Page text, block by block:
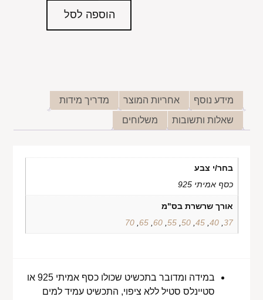
הוספה לסל
מידע נוסף אחריות המוצר
מדריך מידות
שאלות ותשובות
משלוחים
בחר/י צבע
כסף אמיתי 925
אורך שרשרת בס"מ
37
,
40
,
45
,
50
,
55
,
60
,
65
,
70
במידה ומדובר בתכשיט שכולו כסף אמיתי 925 או
סטיינלס סטיל ללא ציפוי, התכשיט עמיד למים